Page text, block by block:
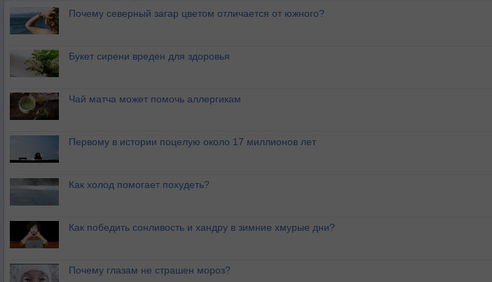
Почему северный загар цветом отличается от южного?
Букет сирени вреден для здоровья
Чай матча может помочь аллергикам
Первому в истории поцелую около 17 миллионов лет
Как холод помогает похудеть?
Как победить сонливость и хандру в зимние хмурые дни?
Почему глазам не страшен мороз?